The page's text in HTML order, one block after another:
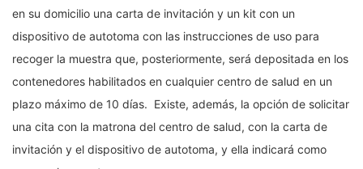
en su domicilio una carta de invitación y un kit con un
dispositivo de autotoma con las instrucciones de uso para
recoger la muestra que, posteriormente, será depositada en los
contenedores habilitados en cualquier centro de salud en un
plazo máximo de 10 días. Existe, además, la opción de solicitar
una cita con la matrona del centro de salud, con la carta de
invitación y el dispositivo de autotoma, y ella indicará como